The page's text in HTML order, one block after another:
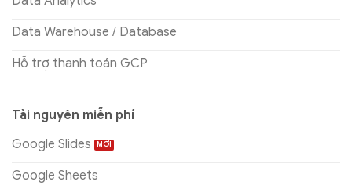
Data Warehouse / Database
Hỗ trợ thanh toán GCP
Tài nguyên miễn phí
Google Slides
Google Sheets